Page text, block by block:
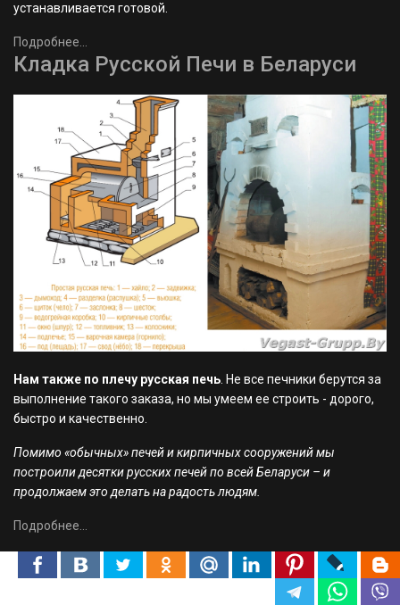
устанавливается готовой.
Подробнее...
Кладка Русской Печи в Беларуси
Нам также по плечу русская печь . Не все печники берутся за
выполнение такого заказа, но мы умеем ее строить - дорого,
быстро и качественно.
Помимо «обычных» печей и кирпичных сооружений мы
построили десятки русских печей по всей Беларуси – и
продолжаем это делать на радость людям.
Подробнее...
Советы